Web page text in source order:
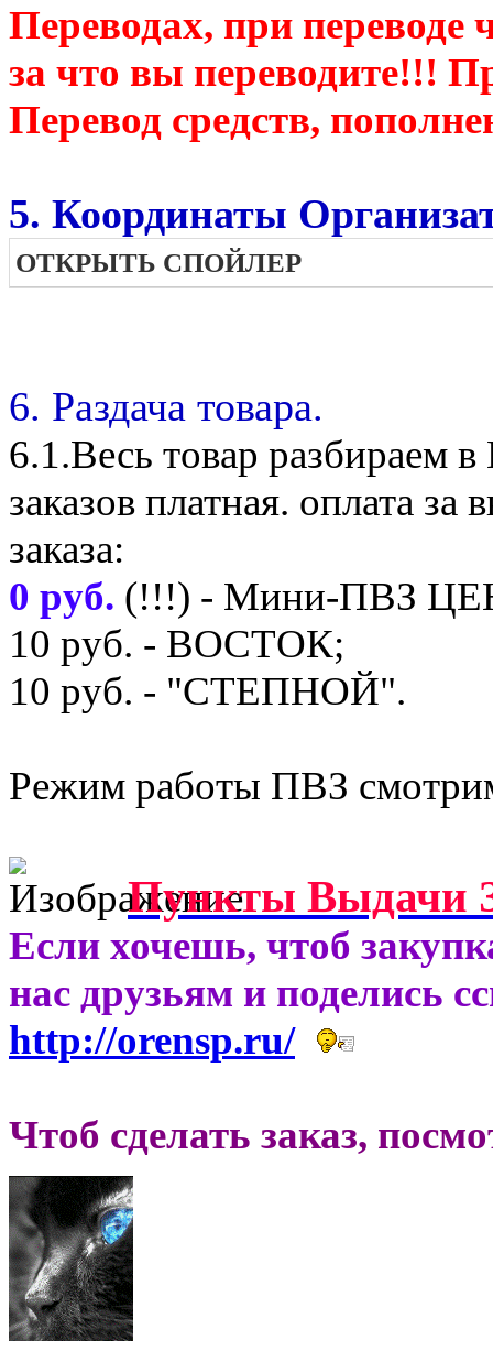
Переводах, при переводе
за что вы переводите!!!
Перевод средств,
5. Координаты
ОТКРЫТЬ СПОЙЛЕР
6. Раздача товара.
6.1.Весь товар разбираем
заказов платная. оплата
заказа:
0 руб. (!!!) - Мини-ПВЗ
10 руб. - ВОСТОК;
10 руб. - "СТЕПНОЙ".
Режим работы ПВЗ
Пункты Выдачи
Если хочешь, чтоб
нас друзьям и поделись
http://orensp.ru/
Чтоб сделать заказ,